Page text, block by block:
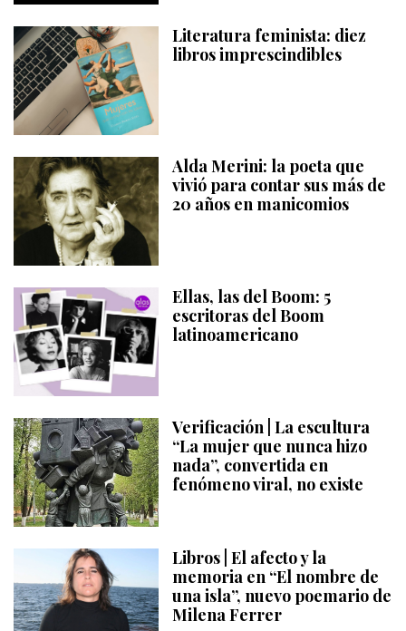
Literatura feminista: diez
libros imprescindibles
Alda Merini: la poeta que
vivió para contar sus más de
20 años en manicomios
Ellas, las del Boom: 5
escritoras del Boom
latinoamericano
Verificación | La escultura
“La mujer que nunca hizo
nada”, convertida en
fenómeno viral, no existe
Libros | El afecto y la
memoria en “El nombre de
una isla”, nuevo poemario de
Milena Ferrer